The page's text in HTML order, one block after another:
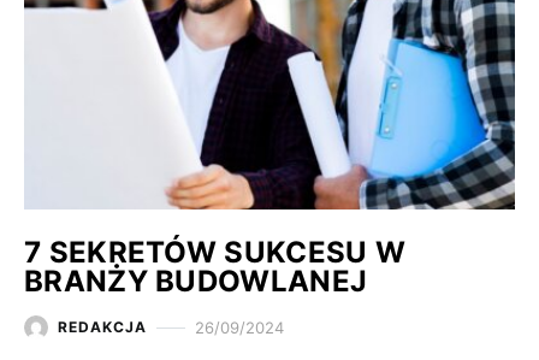
7 SEKRETÓW SUKCESU W
BRANŻY BUDOWLANEJ
REDAKCJA 26/09/2024